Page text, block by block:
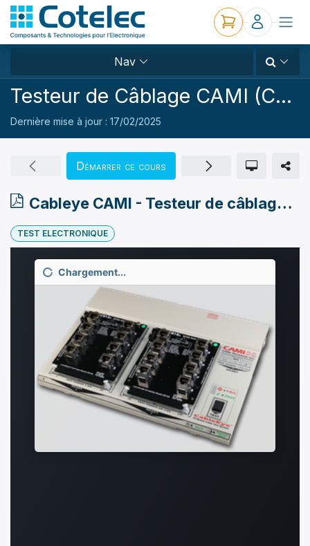
Nav
Testeur de Câblage CAMI (Cableye)
Dernière mise à jour : 17/02/2025
Cableye CAMI - Testeur de câblage Basse Tension M4
Démarrer ce cours
TEST ELECTRONIQUE